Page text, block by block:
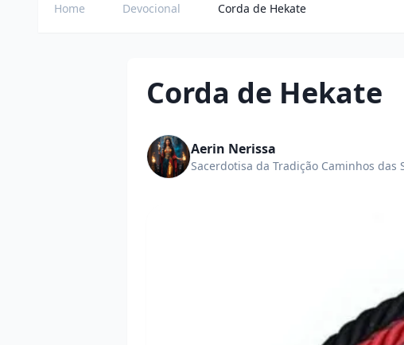
Home Devocional Corda de Hekate
Corda de Hekate
Aerin Nerissa
Sacerdotisa da Tradição Caminhos das